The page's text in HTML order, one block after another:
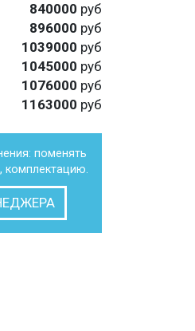
840000 руб
896000 руб
1039000 руб
1045000 руб
1076000 руб
1163000 руб
поменять
комплектацию.